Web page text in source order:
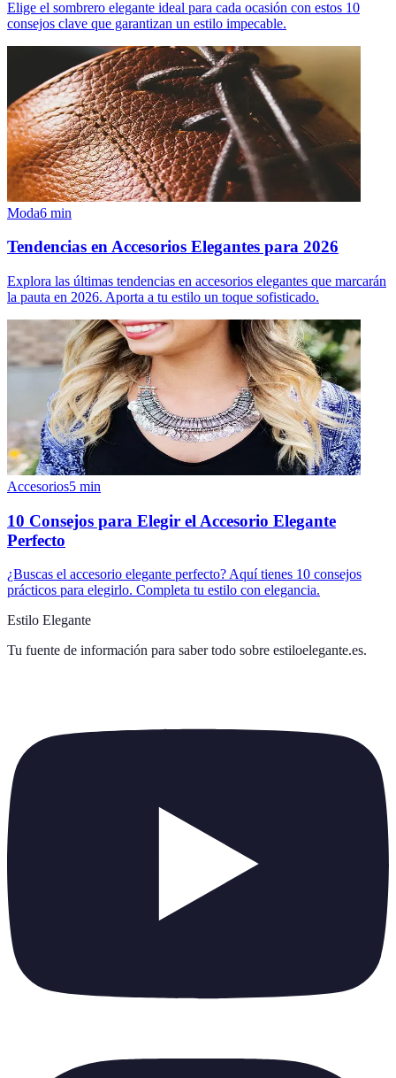
Elige el sombrero elegante ideal para cada ocasión con estos 10
consejos clave que garantizan un estilo impecable.
Moda6 min
Tendencias en Accesorios Elegantes para 2026
Explora las últimas tendencias en accesorios elegantes que marcarán
la pauta en 2026. Aporta a tu estilo un toque sofisticado.
Accesorios5 min
10 Consejos para Elegir el Accesorio Elegante
Perfecto
¿Buscas el accesorio elegante perfecto? Aquí tienes 10 consejos
prácticos para elegirlo. Completa tu estilo con elegancia.
Estilo Elegante
Tu fuente de información para saber todo sobre estiloelegante.es.